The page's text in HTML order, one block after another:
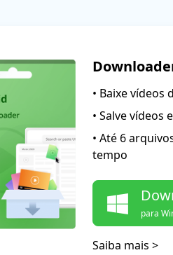
• Baixe vídeos
• Salve vídeos
• Até 6
tempo
para
Saiba mais >